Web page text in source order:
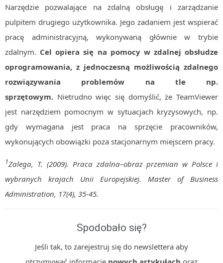
Narzędzie pozwalające na zdalną obsługę i zarządzanie
pulpitem drugiego użytkownika. Jego zadaniem jest wspierać
pracę administracyjną, wykonywaną głównie w trybie
zdalnym. Cel opiera się na pomocy w zdalnej obsłudze
oprogramowania, z jednoczesną możliwością zdalnego
rozwiązywania problemów na tle np.
sprzętowym. Nietrudno więc się domyślić, że TeamViewer
jest narzędziem pomocnym w sytuacjach kryzysowych, np.
gdy wymagana jest praca na sprzęcie pracowników,
wykonujących obowiązki poza stacjonarnym miejscem pracy.
1Zalega, T. (2009). Praca zdalna–obraz przemian w Polsce i
wybranych krajach Unii Europejskiej. Master of Business
Administration, 17(4), 35-45.
Spodobało się?
Jeśli tak, to zarejestruj się do newslettera aby